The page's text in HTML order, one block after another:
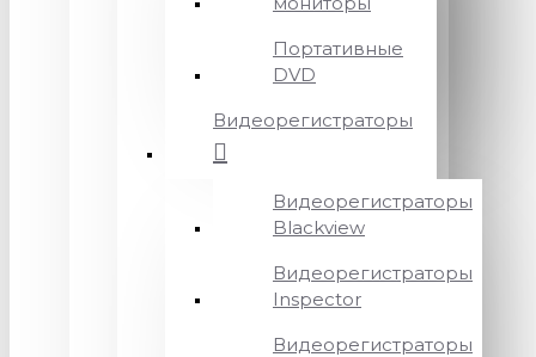
Портативные
DVD
Видеорегистраторы
Видеорегистраторы
Blackview
Видеорегистраторы
Inspector
Видеорегистраторы